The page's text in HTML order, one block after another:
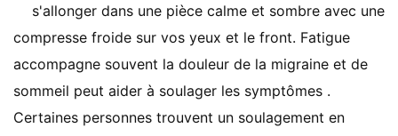
s'allonger dans une pièce calme et sombre avec une
compresse froide sur vos yeux et le front. Fatigue
accompagne souvent la douleur de la migraine et de
sommeil peut aider à soulager les symptômes .
Certaines personnes trouvent un soulagement en